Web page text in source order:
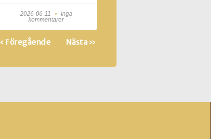
2026-06-11
Inga
kommentarer
Föregående Nästa »